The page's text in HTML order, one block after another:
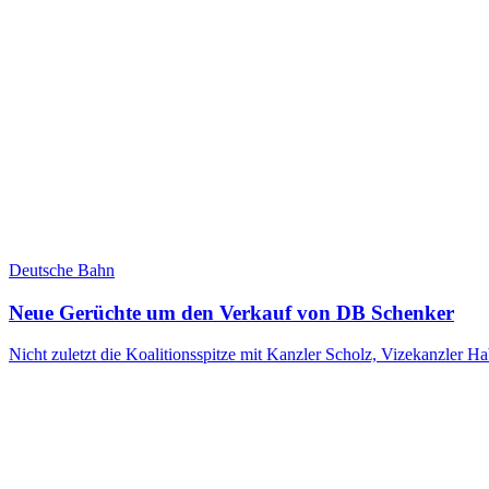
Deutsche Bahn
Neue Gerüchte um den Verkauf von DB Schenker
Nicht zuletzt die Koalitionsspitze mit Kanzler Scholz, Vizekanzler